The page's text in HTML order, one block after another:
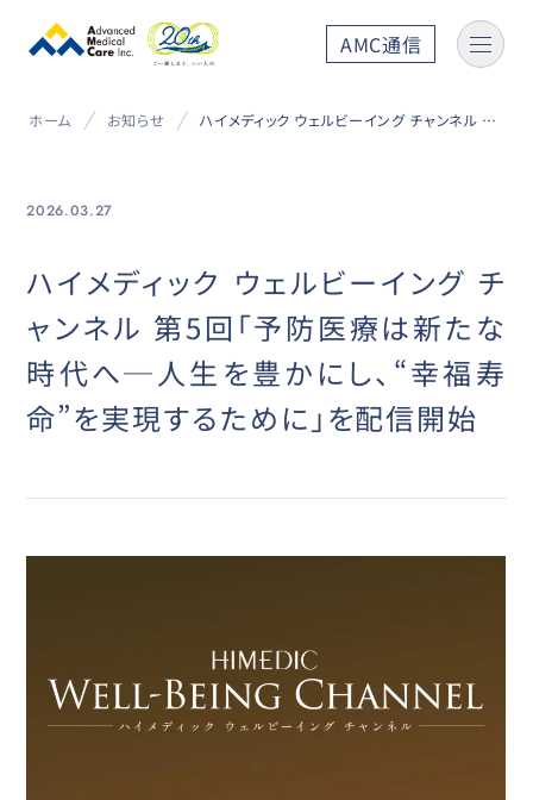
AMC通信
ホーム お知らせ ハイメディック ウェルビーイング チャンネル 第5回「予防医療は新たな時代へ─人生を豊かにし、“幸福寿命”を実現するために」を配信開始
2026.03.27
ハイメディック ウェルビーイング チ
ャンネル 第5回「予防医療は新たな
時代へ─人生を豊かにし、“幸福寿
命”を実現するために」を配信開始